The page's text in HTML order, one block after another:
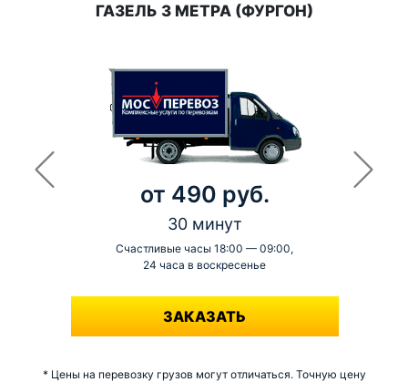
ГАЗЕЛЬ 3 МЕТРА (ФУРГОН)
от 490 руб.
30 минут
Счастливые часы 18:00 — 09:00,
24 часа в воскресенье
-
ЗАКАЗАТЬ
* Цены на перевозку грузов могут отличаться. Точную цену